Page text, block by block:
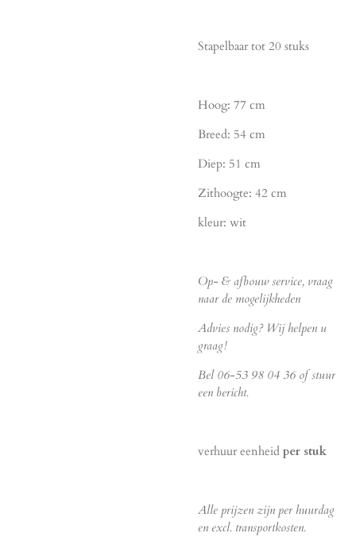
Stapelbaar tot 20 stuks
Hoog: 77 cm
Breed: 54 cm
Diep: 51 cm
Zithoogte: 42 cm
kleur: wit
Op- & afbouw service, vraag
naar de mogelijkheden
Advies nodig? Wij helpen u
graag!
Bel 06-53 98 04 36 of stuur
een bericht.
verhuur eenheid per stuk
Alle prijzen zijn per huurdag
en excl. transportkosten.